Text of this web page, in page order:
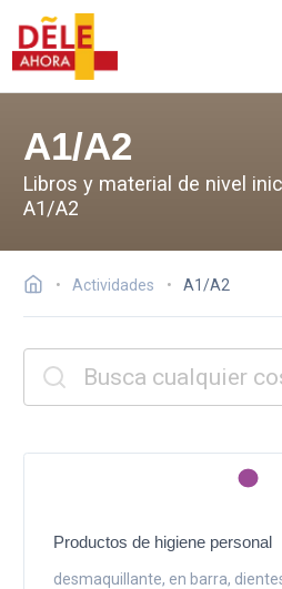
A1/A2
Libros y material de nivel
A1/A2
Actividades A1/A2
Productos de higiene personal
desmaquillante, en barra,